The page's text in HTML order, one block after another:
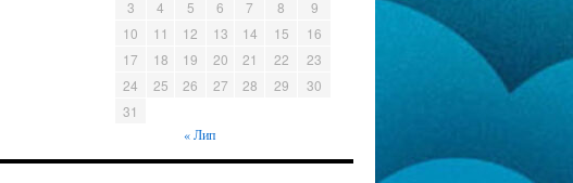
3
4 5 6 7 8
9
10
11 12 13 14 15
16
17
18 19 20 21 22
23
24
25 26 27 28 29
30
31
« Лип